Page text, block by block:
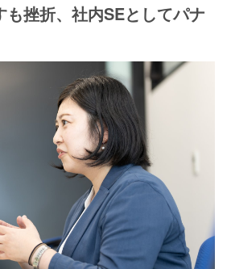
も挫折、社内SEとしてパナ